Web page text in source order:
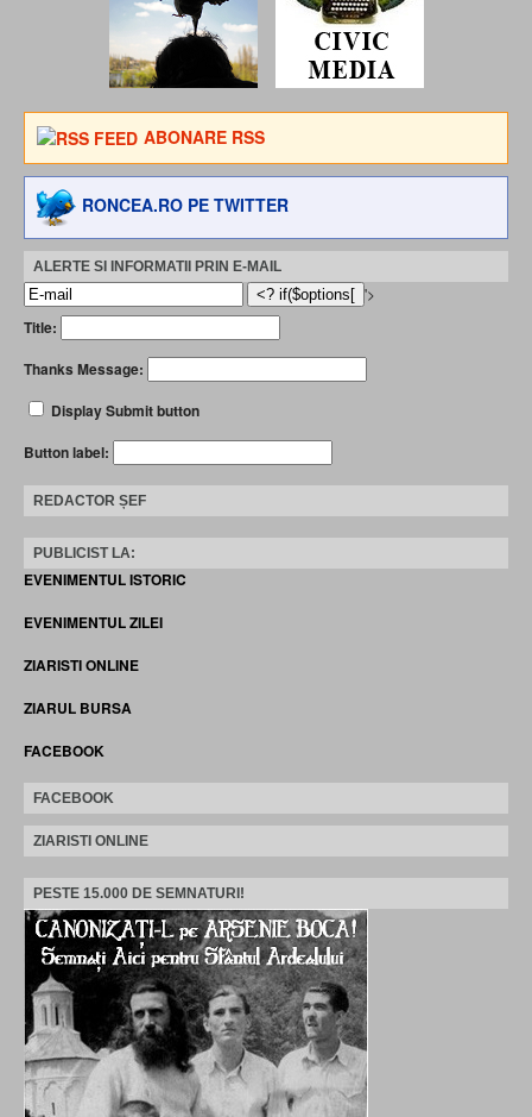
ABONARE RSS
RONCEA.RO PE TWITTER
ALERTE SI INFORMATII PRIN E-MAIL
'>
Title:
Thanks Message:
Display Submit button
Button label:
REDACTOR ȘEF
PUBLICIST LA:
EVENIMENTUL ISTORIC
EVENIMENTUL ZILEI
ZIARISTI ONLINE
ZIARUL BURSA
FACEBOOK
FACEBOOK
ZIARISTI ONLINE
PESTE 15.000 DE SEMNATURI!